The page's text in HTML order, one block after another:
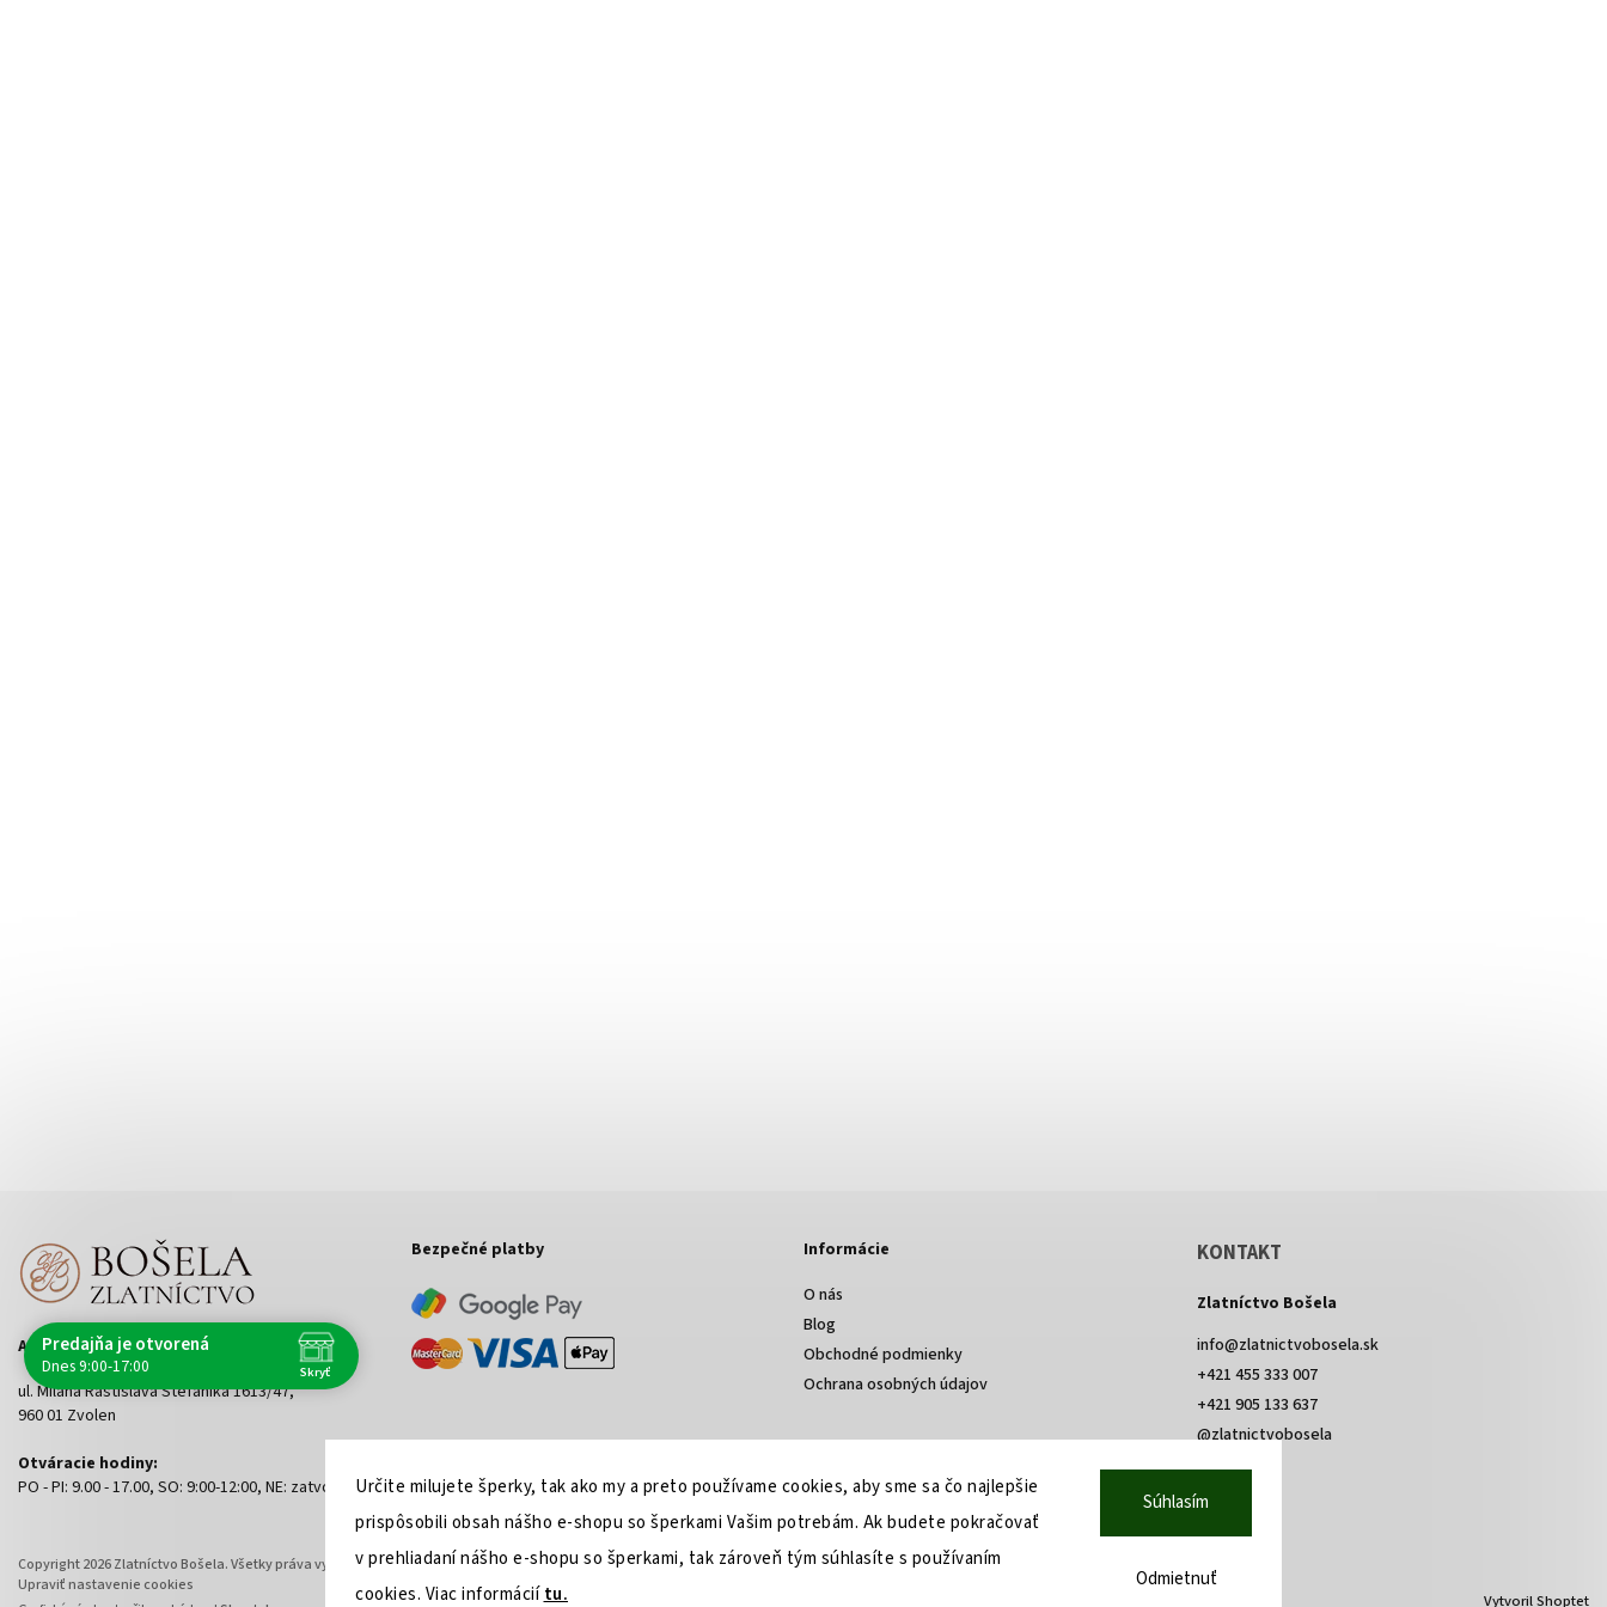
Určite milujete šperky, tak ako my a preto používame cookies, aby sme sa čo najlepšie
prispôsobili obsah nášho e-shopu so šperkami Vašim potrebám. Ak budete pokračovať
v prehliadaní nášho e-shopu so šperkami, tak zároveň tým súhlasíte s používaním
cookies. Viac informáciítu.
Odmietnuť
Súhlasím
Adresa predajne
ul. Milana Rastislava Štefánika 1613/47,
960 01 Zvolen
Otváracie hodiny:
PO - PI: 9.00 - 17.00, SO: 9:00-12:00, NE: zatvorené
Bezpečné platby
Informácie
O nás
Blog
Obchodné podmienky
Ochrana osobných údajov
KONTAKT
Zlatníctvo Bošela
info@zlatnictvobosela.sk
+421 455 333 007
+421 905 133 637
@zlatnictvobosela
Vytvoril Shoptet
Copyright 2026Zlatníctvo Bošela. Všetky práva vyhradené.
Upraviť nastavenie cookies
Predajňa je otvorená
Dnes 9:00-17:00 Skryť
Navštívte nás osobne
Po
Ut
9:00 - 17:00
Št
9:00 - 17:00
Pi
9:00 - 17:00